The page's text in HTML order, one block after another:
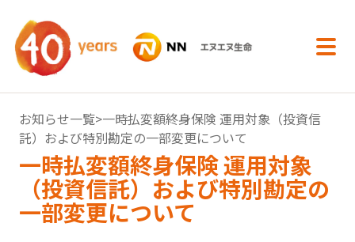
お知らせ一覧>一時払変額終身保険 運用対象（投資信
託）および特別勘定の一部変更について
一時払変額終身保険 運用対象
（投資信託）および特別勘定の
一部変更について